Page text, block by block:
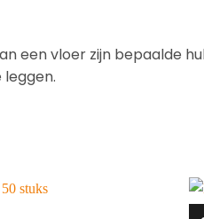
een vloer zijn bepaalde